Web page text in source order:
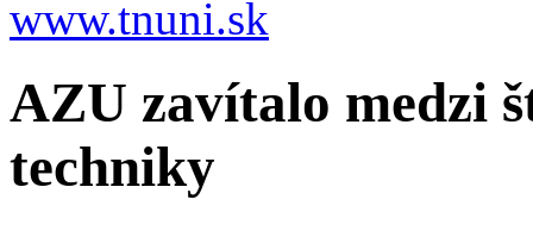
www.tnuni.sk
AZU zavítalo medzi
techniky